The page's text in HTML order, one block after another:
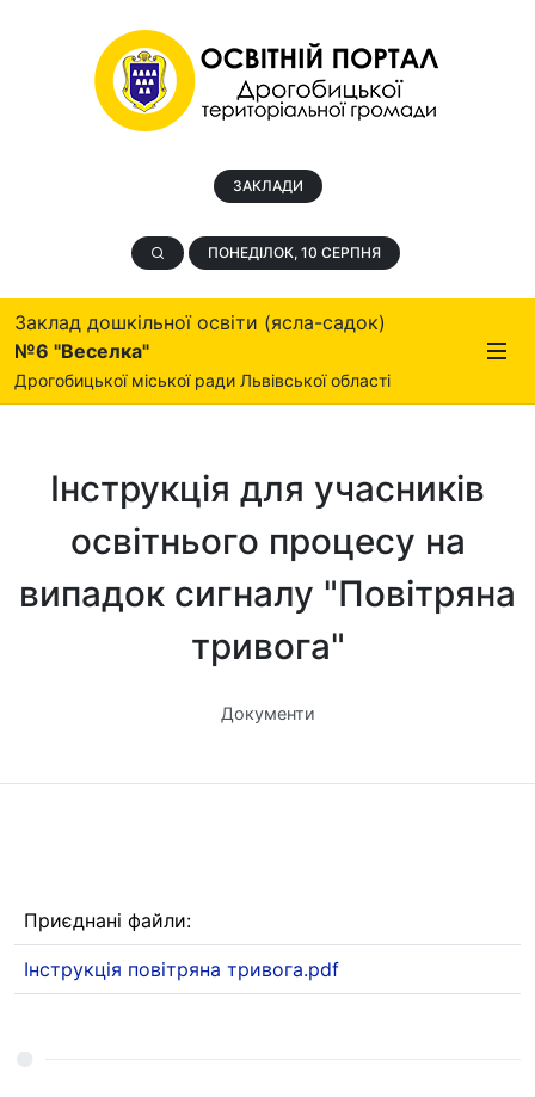
ЗАКЛАДИ
ПОНЕДІЛОК, 10 СЕРПНЯ
Заклад дошкільної освіти (ясла-садок)
№6 "Веселка"
Дрогобицької міської ради Львівської області
Інструкція для учасників
освітнього процесу на
випадок сигналу "Повітряна
тривога"
Документи
Приєднані файли:
Інструкція повітряна тривога.pdf